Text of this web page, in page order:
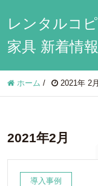
レンタルコ
家具 新着情
ホーム / 2021年 2月
2021年2月
導入事例